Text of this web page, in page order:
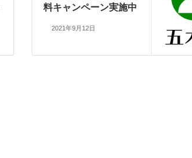
料キャンペーン実施中
2021年9月12日